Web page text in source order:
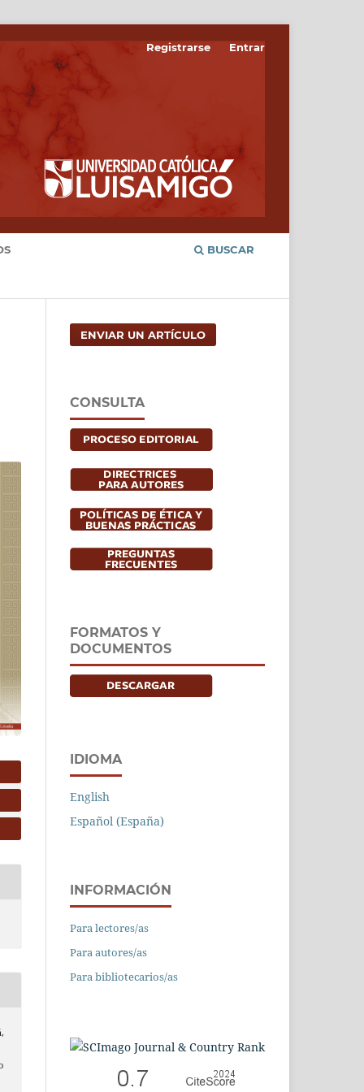
BUSCAR
Registrarse Entrar
ENVIAR UN ARTÍCULO
CONSULTA
FORMATOS Y
DOCUMENTOS
IDIOMA
English
Español (España)
INFORMACIÓN
Para lectores/as
Para autores/as
Para bibliotecarios/as